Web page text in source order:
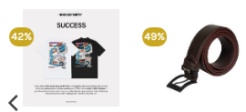
42% 49%